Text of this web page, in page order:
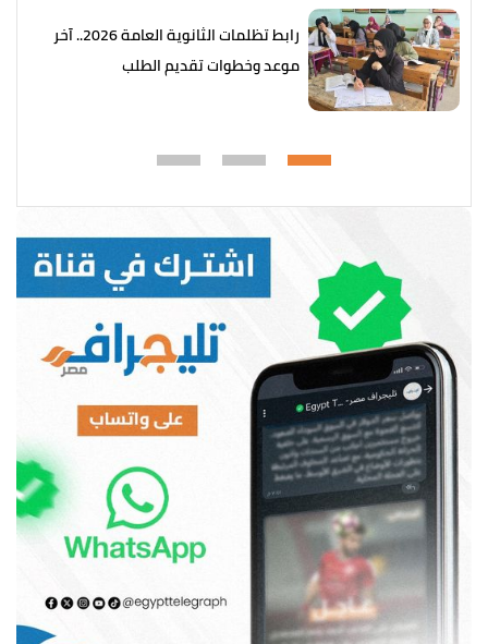
رابط تظلمات الثانوية العامة 2026.. آخر
موعد وخطوات تقديم الطلب